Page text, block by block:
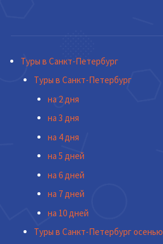
Туры в Санкт-Петербург
Туры в Санкт-Петербург
на 2 дня
на 3 дня
на 4 дня
на 5 дней
на 6 дней
на 7 дней
на 10 дней
Туры в Санкт-Петербург осенью